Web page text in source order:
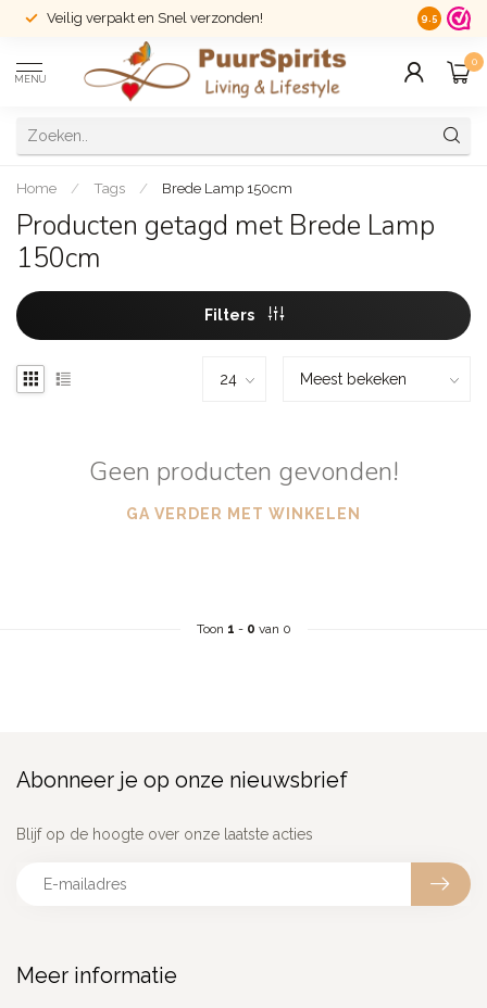
Veilig verpakt en Snel verzonden! 14 dagen
9.5
MENU
0
Home / Tags / Brede Lamp 150cm
Producten getagd met Brede Lamp
150cm
Filters
Geen producten gevonden!
GA VERDER MET WINKELEN
Toon 1 - 0 van 0
Meer informatie
Abonneer je op onze nieuwsbrief
Blijf op de hoogte over onze laatste acties